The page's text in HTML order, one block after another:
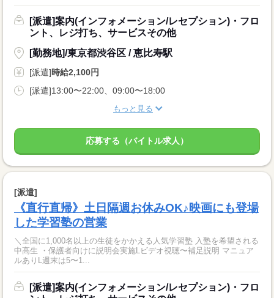
[派遣]案内(インフォメーション/レセプション)・フロ
ント、レジ打ち、サービスその他
[勤務地]/東京都渋谷区 / 恵比寿駅
[派遣]時給2,100円
[派遣]13:00〜22:00、09:00〜18:00
もっと見る
応募する（バイトル求人）
[派遣]
《直行直帰》土日隔週お休みOK♪映画にも登場
した学習塾の営業
＼全国に1,000名以上の生徒をかかえる人気学習塾 入塾を希望される
中高生 ・保護者向けに説明会実施Lビデオ視聴〜補足説明 マニュア
ルありL週末は5〜1...
[派遣]案内(インフォメーション/レセプション)・フロ